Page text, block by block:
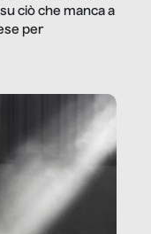
ciò che manca a
per